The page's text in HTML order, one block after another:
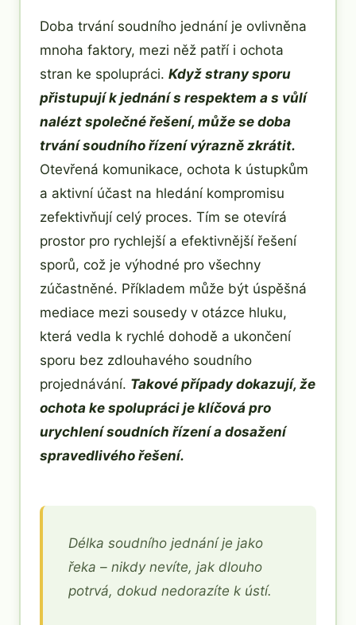
Doba trvání soudního jednání je ovlivněna
mnoha faktory, mezi něž patří i ochota
stran ke spolupráci. Když strany sporu
přistupují k jednání s respektem a s vůlí
nalézt společné řešení, může se doba
trvání soudního řízení výrazně zkrátit.
Otevřená komunikace, ochota k ústupkům
a aktivní účast na hledání kompromisu
zefektivňují celý proces. Tím se otevírá
prostor pro rychlejší a efektivnější řešení
sporů, což je výhodné pro všechny
zúčastněné. Příkladem může být úspěšná
mediace mezi sousedy v otázce hluku,
která vedla k rychlé dohodě a ukončení
sporu bez zdlouhavého soudního
projednávání. Takové případy dokazují, že
ochota ke spolupráci je klíčová pro
urychlení soudních řízení a dosažení
spravedlivého řešení.
Délka soudního jednání je jako
řeka – nikdy nevíte, jak dlouho
potrvá, dokud nedorazíte k ústí.